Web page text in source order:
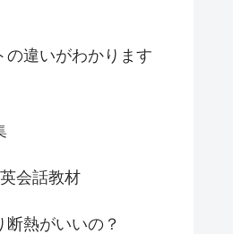
の違いがわかります
会話教材
熱がいいの？